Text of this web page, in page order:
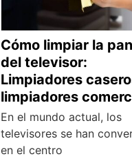
Cómo limpiar la
del televisor:
Limpiadores
limpiadores
En el mundo actual, los
televisores se han
en el centro